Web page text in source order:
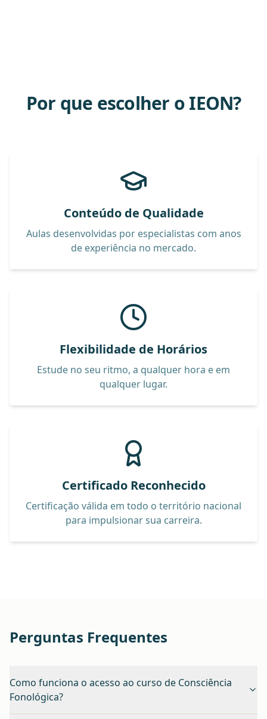
Por que escolher o IEON?
Conteúdo de Qualidade
Aulas desenvolvidas por especialistas com anos
de experiência no mercado.
Flexibilidade de Horários
Estude no seu ritmo, a qualquer hora e em
qualquer lugar.
Certificado Reconhecido
Certificação válida em todo o território nacional
para impulsionar sua carreira.
Perguntas Frequentes
Como funciona o acesso ao curso de Consciência
Fonológica?